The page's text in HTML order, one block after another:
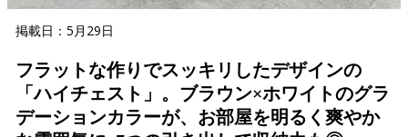
掲載日：5月29日
フラットな作りでスッキリしたデザインの
「ハイチェスト」。ブラウン×ホワイトのグラ
デーションカラーが、お部屋を明るく爽やか